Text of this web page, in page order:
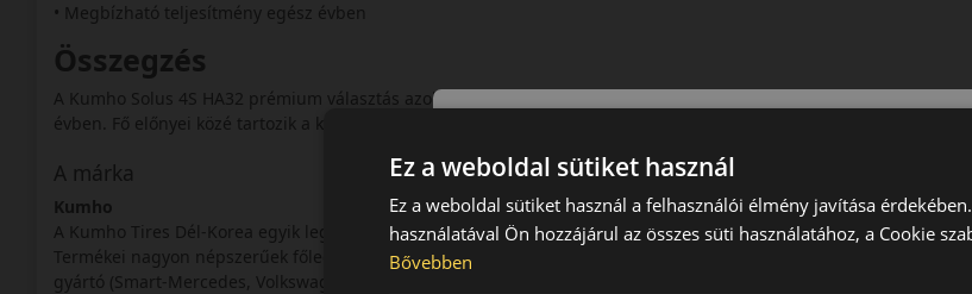
• Megbízható teljesítmény egész évben
Összegzés
A Kumho Solus 4S HA32 prémium választás azoknak, akik biztonságos és kényelmes közlekedést szeretnének egész
évben. Fő előnyei közé tartozik a kiváló havas és nedves tapadás, a halk futás és a 3PMSF minősítés.
A márka
Kumho
A Kumho Tires Dél-Korea egyik legnagyobb ipari konglomerátuma. A Kumho, Samyang, Marshal gumiabroncsok
Termékei nagyon népszerűek főleg a tengeren túlon számos személyautó első szerelésű abroncsai, de több európai
gyártó (Smart-Mercedes, Volkswagen) is előnyben részesíti kitűnő minőségük és nagyszerű ár/érték arányuk miatt.
Ez a weboldal sütiket használ
Ez a weboldal sütiket használ a felhasználói élmény javítása
használatával Ön hozzájárul az összes süti használatához, a Cookie
Bővebben